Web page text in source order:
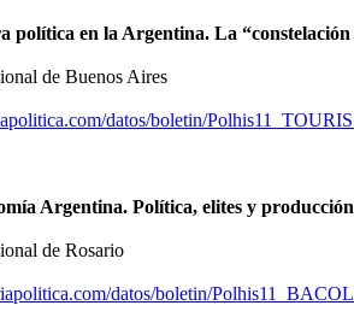
política en la Argentina. La
de Buenos Aires
datos/boletin/
Argentina. Política, elites y
de Rosario
datos/boletin/